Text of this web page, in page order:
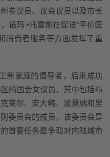
参议员、议会议员以及市长
诺玛·•托雷斯在促进“平价医
消费者服务等方面发挥了重
薪家庭的倡导者，后来成功
的国会女议员，其中包括布
莱尔、安大略、波莫纳和里
委员会的成员，该委员会是
首要任务是争取对内陆城市